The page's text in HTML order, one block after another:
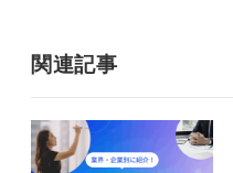
関連記事